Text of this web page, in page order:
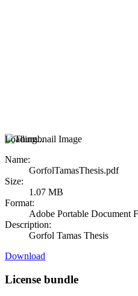
Loading...
Name:
GorfolTamasThesis.pdf
Size:
1.07 MB
Format:
Adobe Portable Document
Description:
Gorfol Tamas Thesis
Download
License bundle